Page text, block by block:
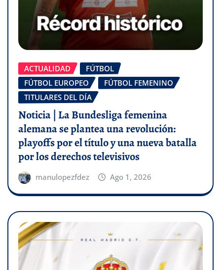
ACTUALIDAD
FÚTBOL
FÚTBOL EUROPEO
FÚTBOL FEMENINO
TITULARES DEL DÍA
Noticia | La Bundesliga femenina
alemana se plantea una revolución:
playoffs por el título y una nueva batalla
por los derechos televisivos
manulopezfdez Ago 1, 2026